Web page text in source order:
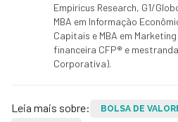
Empiricus Research, G1/
MBA em Informação
Capitais e MBA em
financeira CFP® e
Corporativa).
Leia mais sobre: BOLSA DE